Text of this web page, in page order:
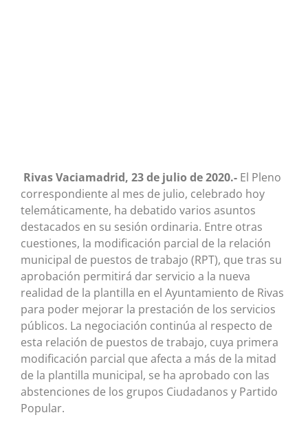
Rivas Vaciamadrid, 23 de julio de 2020.- El Pleno
correspondiente al mes de julio, celebrado hoy
telemáticamente, ha debatido varios asuntos
destacados en su sesión ordinaria. Entre otras
cuestiones, la modificación parcial de la relación
municipal de puestos de trabajo (RPT), que tras su
aprobación permitirá dar servicio a la nueva
realidad de la plantilla en el Ayuntamiento de Rivas
para poder mejorar la prestación de los servicios
públicos. La negociación continúa al respecto de
esta relación de puestos de trabajo, cuya primera
modificación parcial que afecta a más de la mitad
de la plantilla municipal, se ha aprobado con las
abstenciones de los grupos Ciudadanos y Partido
Popular.